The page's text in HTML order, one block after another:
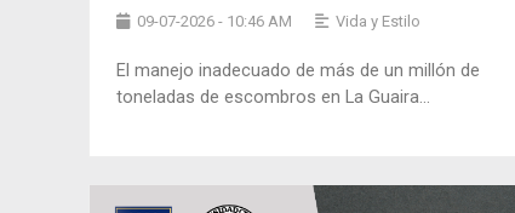
09-07-2026 - 10:46 AM Vida y Estilo
El manejo inadecuado de más de un millón de
toneladas de escombros en La Guaira...